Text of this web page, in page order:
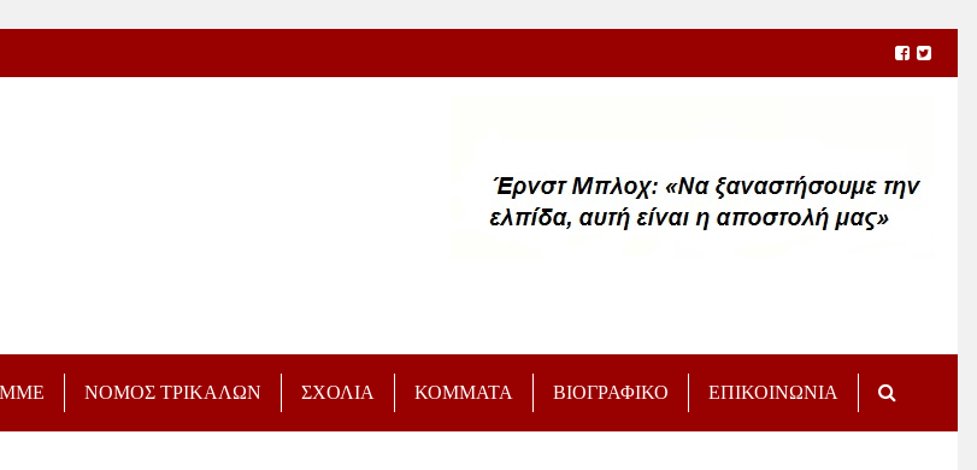
ΜΜΕ ΝΟΜΟΣ ΤΡΙΚΑΛΩΝ ΣΧΟΛΙΑ ΚΟΜΜΑΤΑ ΒΙΟΓΡΑΦΙΚΟ ΕΠΙΚΟΙΝΩΝΙΑ